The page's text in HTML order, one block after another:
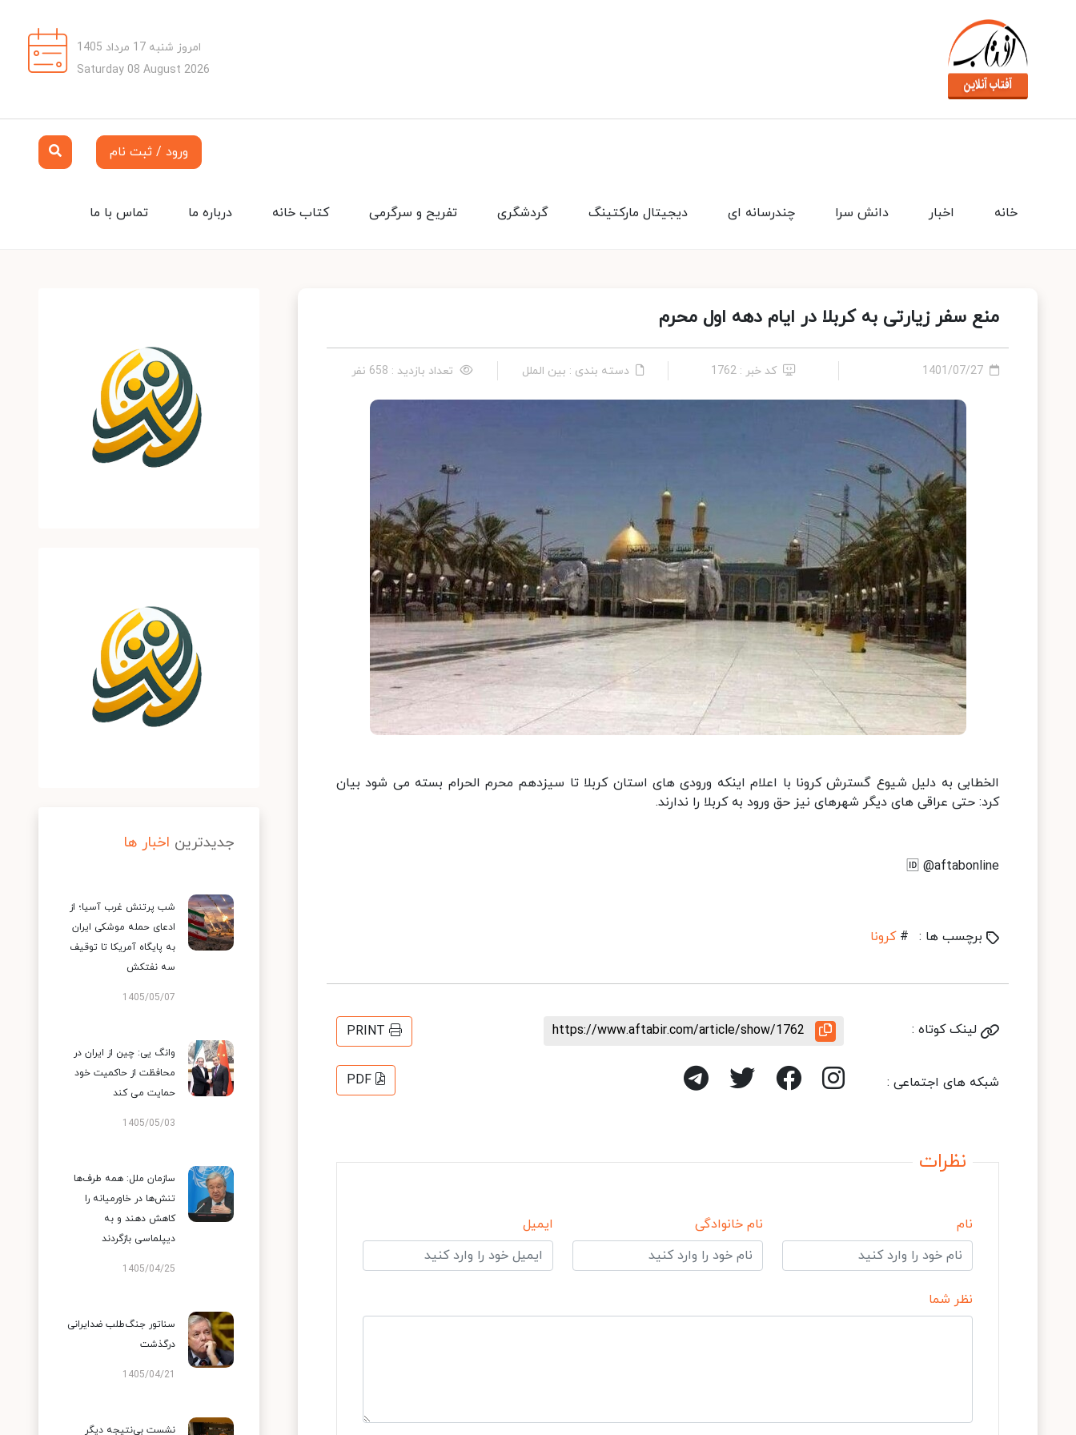
امروز شنبه 17 مرداد 1405
Saturday 08 August 2026
ورود / ثبت نام
تماس با ما درباره ما کتاب خانه تفریح و سرگرمی گردشگری دیجیتال مارکتینگ چندرسانه ای دانش سرا اخبار خانه
منع سفر زیارتی به کربلا در ایام دهه اول محرم
1401/07/27 کد خبر : 1762 دسته بندی : بین الملل تعداد بازدید : 658 نفر
الخطابی به دلیل شیوع گسترش کرونا با اعلام اینکه ورودی های استان کربلا تا سیزدهم محرم الحرام بسته می شود بیان
کرد: حتی عراقی های دیگر شهرهای نیز حق ورود به کربلا را ندارند.
🆔 @aftabonline
برچسب ها : # کرونا
لینک کوتاه : https://www.aftabir.com/article/show/1762
PRINT
شبکه های اجتماعی : PDF
نظرات
نام نام خانوادگی ایمیل
نظر شما
جدیدترین اخبار ها
شب پرتنش غرب آسیا؛ از
ادعای حمله موشکی ایران
به پایگاه آمریکا تا توقیف
سه نفتکش
1405/05/07
وانگ یی: چین از ایران در
محافظت از حاکمیت خود
حمایت می کند
1405/05/03
سازمان ملل: همه طرف‌ها
تنش‌ها در خاورمیانه را
کاهش دهند و به
دیپلماسی بازگردند
1405/04/25
سناتور جنگ‌طلب ضدایرانی
درگذشت
1405/04/21
نشست بی‌نتیجه دیگر